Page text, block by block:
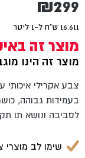
₪299
16.611 ש"ח ל-1 ליטר
מוצר זה
מוצר זה הינו מוגבל
צבע אקרילי איכותי
בעמידות גבוהה,
לסביבה ונושא תו תקן ישראלי 1945 ובעל תו ירוק. מתאים לצביעת
שימו לב מוצרי